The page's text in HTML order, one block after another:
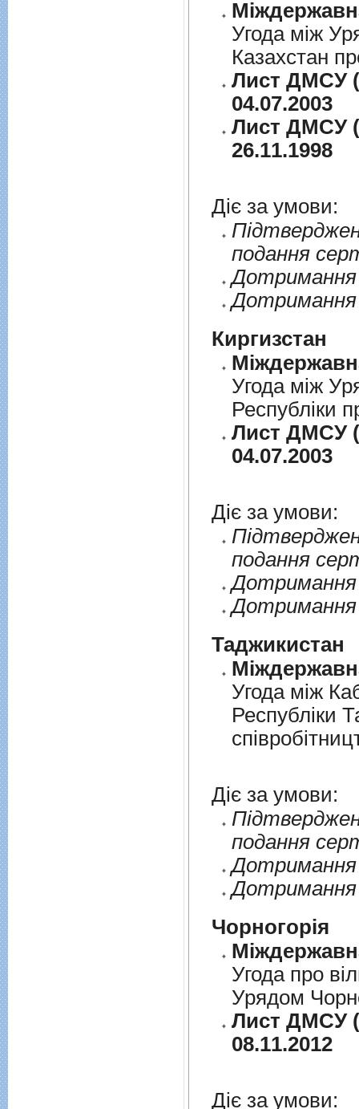
Угода між
Казахстан
Лист ДМСУ
04.07.2003
Лист ДМСУ
26.11.1998
Діє за умови:
подання
Дотримання
Дотримання
Киргизстан
Угода між
Республіки
Лист ДМСУ
04.07.2003
Діє за умови:
подання
Дотримання
Дотримання
Таджикистан
Угода мiж
Республiки
Діє за умови:
подання
Дотримання
Дотримання
Чорногорія
Угода про
Урядом
Лист ДМСУ
08.11.2012
Діє за умови: